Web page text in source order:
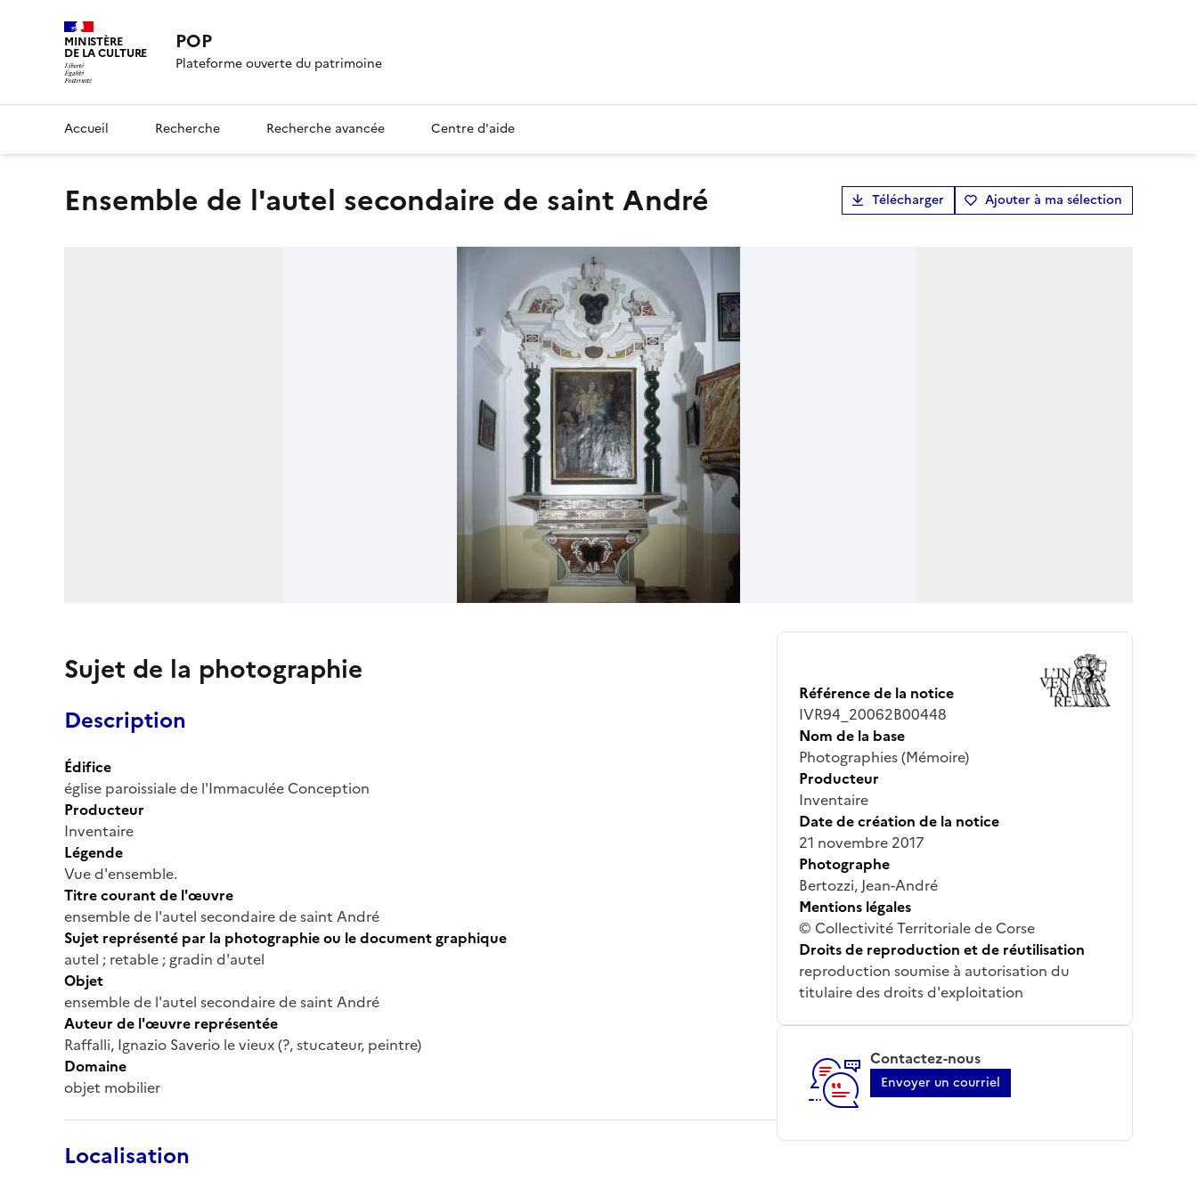
MINISTÈRE
DE LA CULTURE POP
Plateforme ouverte du patrimoine
Accueil Recherche Recherche avancée Centre d'aide
ensemble de l'autel secondaire de saint André Télécharger Ajouter à ma sélection
Sujet de la photographie
Description
Édifice
église paroissiale de l'Immaculée Conception
Producteur
Inventaire
Légende
Vue d'ensemble.
Titre courant de l'œuvre
ensemble de l'autel secondaire de saint André
Sujet représenté par la photographie ou le document graphique
autel ; retable ; gradin d'autel
Objet
ensemble de l'autel secondaire de saint André
Auteur de l'œuvre représentée
Raffalli, Ignazio Saverio le vieux (?, stucateur, peintre)
Domaine
objet mobilier
Localisation
Référence de la notice
IVR94_20062B00448
Nom de la base
Photographies (Mémoire)
Producteur
Inventaire
Date de création de la notice
21 novembre 2017
Photographe
Bertozzi, Jean-André
Mentions légales
© Collectivité Territoriale de Corse
Droits de reproduction et de réutilisation
reproduction soumise à autorisation du
titulaire des droits d'exploitation
Contactez-nous
Envoyer un courriel